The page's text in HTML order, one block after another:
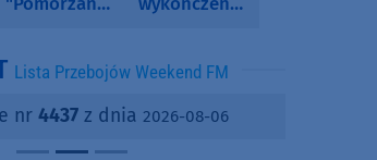
informuje o
i ofertach
najmu
SPC, WPC i
kamienny
Lista Przebojów Weekend FM
nr 4437 z dnia 2026-08-06